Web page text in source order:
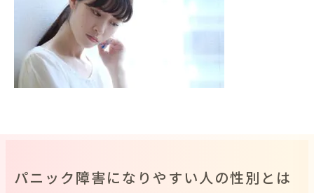
パニック障害になりやすい人の性別とは